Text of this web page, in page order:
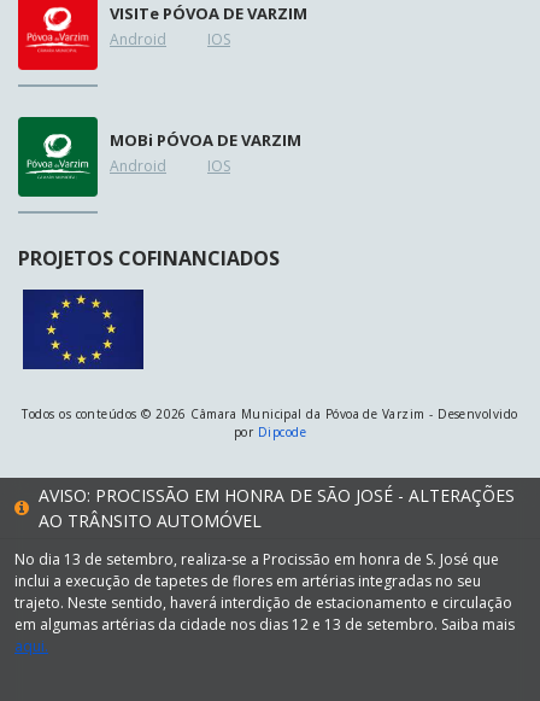
VISITe PÓVOA DE VARZIM
Android IOS
MOBi PÓVOA DE VARZIM
Android IOS
PROJETOS COFINANCIADOS
Todos os conteúdos © 2026 Câmara Municipal da Póvoa de Varzim - Desenvolvido
por Dipcode
AVISO: PROCISSÃO EM HONRA DE SÃO JOSÉ - ALTERAÇÕES
AO TRÂNSITO AUTOMÓVEL
No dia 13 de setembro, realiza-se a Procissão em honra de S. José que
inclui a execução de tapetes de flores em artérias integradas no seu
trajeto. Neste sentido, haverá interdição de estacionamento e circulação
em algumas artérias da cidade nos dias 12 e 13 de setembro. Saiba mais
aqui.